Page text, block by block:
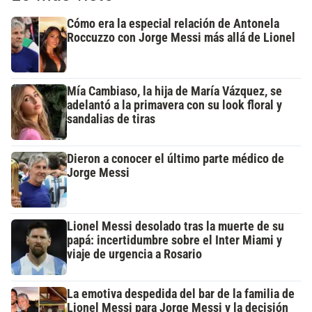
Cómo era la especial relación de Antonela
Roccuzzo con Jorge Messi más allá de Lionel
Mía Cambiaso, la hija de María Vázquez, se
adelantó a la primavera con su look floral y
sandalias de tiras
Dieron a conocer el último parte médico de
Jorge Messi
Lionel Messi desolado tras la muerte de su
papá: incertidumbre sobre el Inter Miami y
viaje de urgencia a Rosario
La emotiva despedida del bar de la familia de
Lionel Messi para Jorge Messi y la decisión